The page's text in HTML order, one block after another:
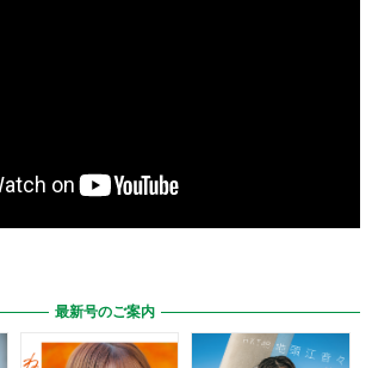
最新号のご案内